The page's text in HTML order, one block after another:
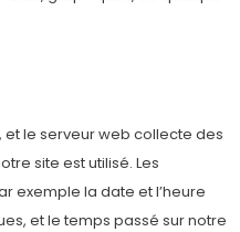
et le serveur web collecte des
site est utilisé. Les
exemple la date et l’heure
et le temps passé sur notre